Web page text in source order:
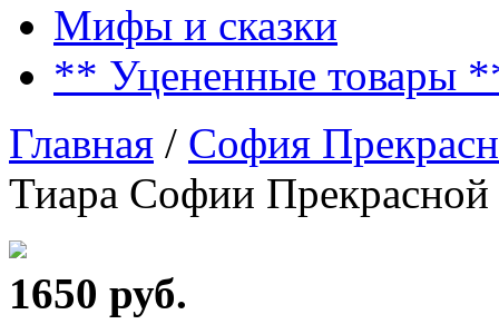
Мифы и сказки
** Уцененные товары
Главная / София
Тиара Софии Прекрасной
1650 руб.